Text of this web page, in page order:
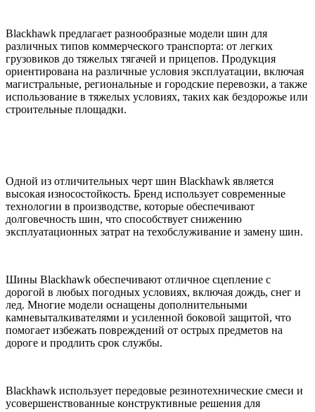
Blackhawk предлагает разнообразные модели шин для
различных типов коммерческого транспорта: от легких
грузовиков до тяжелых тягачей и прицепов. Продукция
ориентирована на различные условия эксплуатации, включая
магистральные, региональные и городские перевозки, а также
использование в тяжелых условиях, таких как бездорожье или
строительные площадки.
Одной из отличительных черт шин Blackhawk является
высокая износостойкость. Бренд использует современные
технологии в производстве, которые обеспечивают
долговечность шин, что способствует снижению
эксплуатационных затрат на техобслуживание и замену шин.
Шины Blackhawk обеспечивают отличное сцепление с
дорогой в любых погодных условиях, включая дождь, снег и
лед. Многие модели оснащены дополнительными
камневыталкивателями и усиленной боковой защитой, что
помогает избежать повреждений от острых предметов на
дороге и продлить срок службы.
Blackhawk использует передовые резинотехнические смеси и
усовершенствованные конструктивные решения для